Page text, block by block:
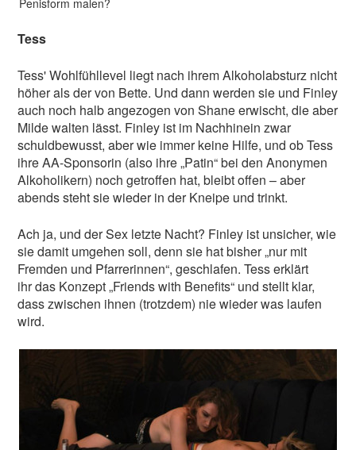
Tess
Tess' Wohlfühllevel liegt nach ihrem Alkoholabsturz nicht
höher als der von Bette. Und dann werden sie und Finley
auch noch halb angezogen von Shane erwischt, die aber
Milde walten lässt. Finley ist im Nachhinein zwar
schuldbewusst, aber wie immer keine Hilfe, und ob Tess
ihre AA-Sponsorin (also ihre „Patin“ bei den Anonymen
Alkoholikern) noch getroffen hat, bleibt offen – aber
abends steht sie wieder in der Kneipe und trinkt.
Ach ja, und der Sex letzte Nacht? Finley ist unsicher, wie
sie damit umgehen soll, denn sie hat bisher „nur mit
Fremden und Pfarrerinnen“, geschlafen. Tess erklärt
ihr das Konzept „Friends with Benefits“ und stellt klar,
dass zwischen ihnen (trotzdem) nie wieder was laufen
wird.